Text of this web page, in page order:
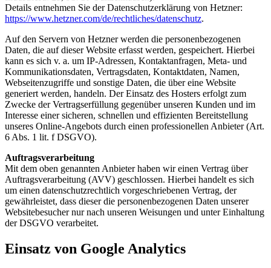
Details entnehmen Sie der Datenschutzerklärung von Hetzner:
https://www.hetzner.com/de/rechtliches/datenschutz.
Auf den Servern von Hetzner werden die personenbezogenen
Daten, die auf dieser Website erfasst werden, gespeichert. Hierbei
kann es sich v. a. um IP-Adressen, Kontaktanfragen, Meta- und
Kommunikationsdaten, Vertragsdaten, Kontaktdaten, Namen,
Webseitenzugriffe und sonstige Daten, die über eine Website
generiert werden, handeln. Der Einsatz des Hosters erfolgt zum
Zwecke der Vertragserfüllung gegenüber unseren Kunden und im
Interesse einer sicheren, schnellen und effizienten Bereitstellung
unseres Online-Angebots durch einen professionellen Anbieter (Art.
6 Abs. 1 lit. f DSGVO).
Auftragsverarbeitung
Mit dem oben genannten Anbieter haben wir einen Vertrag über
Auftragsverarbeitung (AVV) geschlossen. Hierbei handelt es sich
um einen datenschutzrechtlich vorgeschriebenen Vertrag, der
gewährleistet, dass dieser die personenbezogenen Daten unserer
Websitebesucher nur nach unseren Weisungen und unter Einhaltung
der DSGVO verarbeitet.
Einsatz von Google Analytics